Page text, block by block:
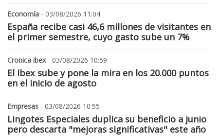
Economía - 03/08/2026 11:04
España recibe casi 46,6 millones de visitantes en
el primer semestre, cuyo gasto sube un 7%
Cronica ibex- 03/08/2026 10:59
El Ibex sube y pone la mira en los 20.000 puntos
en el inicio de agosto
Empresas - 03/08/2026 10:55
Lingotes Especiales duplica su beneficio a junio
pero descarta "mejoras significativas" este año